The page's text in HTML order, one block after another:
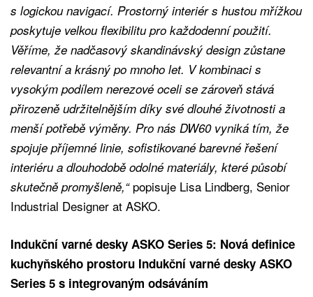
s logickou navigací. Prostorný interiér s hustou mřížkou
poskytuje velkou flexibilitu pro každodenní použití.
Věříme, že nadčasový skandinávský design zůstane
relevantní a krásný po mnoho let. V kombinaci s
vysokým podílem nerezové oceli se zároveň stává
přirozeně udržitelnějším díky své dlouhé životnosti a
menší potřebě výměny. Pro nás DW60 vyniká tím, že
spojuje příjemné linie, sofistikované barevné řešení
interiéru a dlouhodobě odolné materiály, které působí
skutečně promyšleně,“popisuje Lisa Lindberg, Senior
Industrial Designer at ASKO.
Indukční varné desky ASKO Series 5: Nová definice
kuchyňského prostoru Indukční varné desky ASKO
Series 5 s integrovaným odsáváním